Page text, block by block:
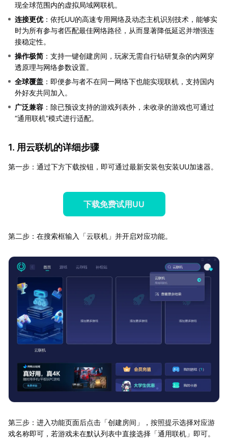
现全球范围内的虚拟局域网联机。
连接更优：依托UU的高速专用网络及动态主机识别技术，能够实
时为所有参与者匹配最佳网络路径，从而显著降低延迟并增强连
接稳定性。
操作极简 ：支持一键创建房间，玩家无需自行钻研复杂的内网穿
透原理与网络参数设置。
全球覆盖 ：即便参与者不在同一网络下也能实现联机，支持国内
外好友共同加入。
广泛兼容 ：除已预设支持的游戏列表外，未收录的游戏也可通过
“通用联机”模式进行适配。
1. 用云联机的详细步骤
第一步：通过下方下载按钮，即可通过最新安装包安装UU加速器。
下载免费试用UU
第二步：在搜索框输入「云联机」并开启对应功能。
第三步：进入功能页面后点击「创建房间」，按照提示选择对应游
戏名称即可，若游戏未在默认列表中直接选择「通用联机」即可。